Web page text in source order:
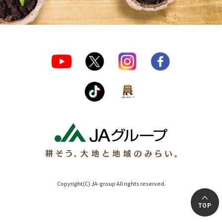
Copyright(C) JA-group All rights reserved.
TOP